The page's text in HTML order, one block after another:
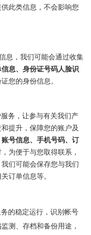
此类信息，不会影响您
息，我们可能会通过收集
息、身份证号码人脸识
您的身份信息。
务，让参与有关我们产
提升，保障您的账户及
账号信息、手机号码、订
为便于与您取得联系，
们可能会保存您与我们
订单信息等。
的稳定运行，识别帐号
测、存档和备份用途，